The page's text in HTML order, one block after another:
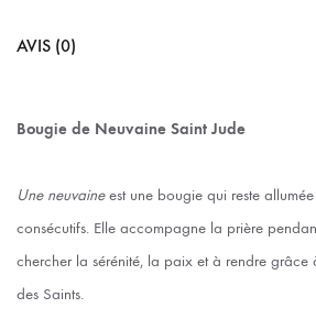
AVIS (0)
Bougie de Neuvaine Saint Jude
Une neuvaineest une bougie qui reste
consécutifs. Elle accompagne la prière
chercher la sérénité, la paix et à rendre grâce
des Saints.